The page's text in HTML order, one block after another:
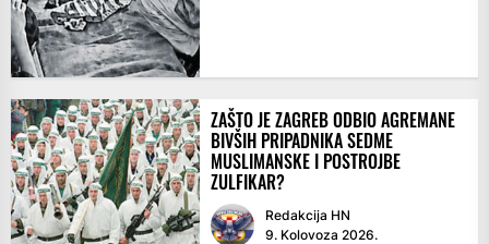
ZAŠTO JE ZAGREB ODBIO AGREMANE
BIVŠIH PRIPADNIKA SEDME
MUSLIMANSKE I POSTROJBE
ZULFIKAR?
Redakcija HN
9. Kolovoza 2026.